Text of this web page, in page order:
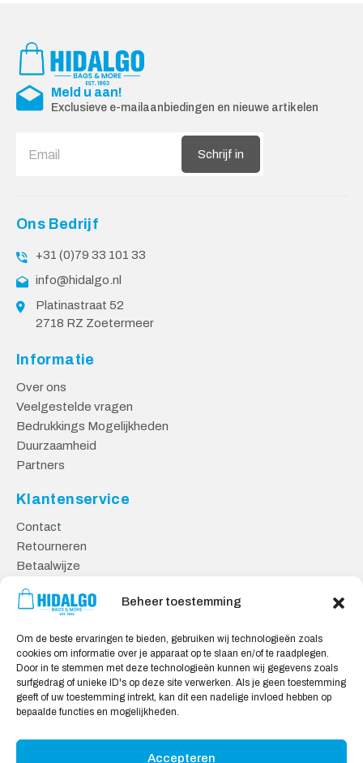
Beheer toestemming
Om de beste ervaringen te bieden, gebruiken wij technologieën zoals
cookies om informatie over je apparaat op te slaan en/of te raadplegen.
Door in te stemmen met deze technologieën kunnen wij gegevens zoals
surfgedrag of unieke ID's op deze site verwerken. Als je geen toestemming
geeft of uw toestemming intrekt, kan dit een nadelige invloed hebben op
bepaalde functies en mogelijkheden.
Accepteren
Meld u aan!
Exclusieve e-mailaanbiedingen en nieuwe artikelen
Schrijf in
Ons Bedrijf
+31 (0)79 33 101 33
info@hidalgo.nl
Platinastraat 52
2718 RZ Zoetermeer
Informatie
Over ons
Veelgestelde vragen
Bedrukkings Mogelijkheden
Duurzaamheid
Partners
Klantenservice
Contact
Retourneren
Betaalwijze
Veilig Shoppen
Algemene Voorwaarden
Privacy Verklaring
Cookie Verklaring
Aansprakelijkheid